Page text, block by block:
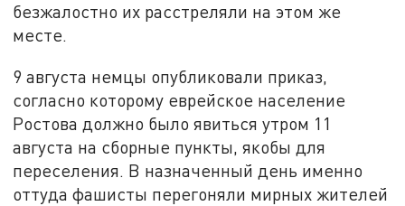
безжалостно их расстреляли на этом же
месте.
9 августа немцы опубликовали приказ,
согласно которому еврейское население
Ростова должно было явиться утром 11
августа на сборные пункты, якобы для
переселения. В назначенный день именно
оттуда фашисты перегоняли мирных жителей